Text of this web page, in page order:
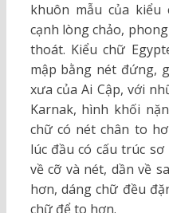
khuôn mẫu của kiểu
cạnh lòng chảo,
thoát. Kiểu chữ
mập bằng nét đứng,
xưa của Ai Cập, với
Karnak, hình khối
chữ có nét chân to
lúc đầu có cấu trúc
về cỡ và nét, dần về
hơn, dáng chữ đều
chữ để to hơn.